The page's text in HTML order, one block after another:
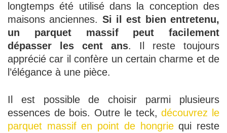
longtemps été utilisé dans la conception des
maisons anciennes. Si il est bien entretenu,
un parquet massif peut facilement
dépasser les cent ans. Il reste toujours
apprécié car il confère un certain charme et de
l’élégance à une pièce.
Il est possible de choisir parmi plusieurs
essences de bois. Outre le teck,découvrez le
parquet massif en point de hongriequi reste